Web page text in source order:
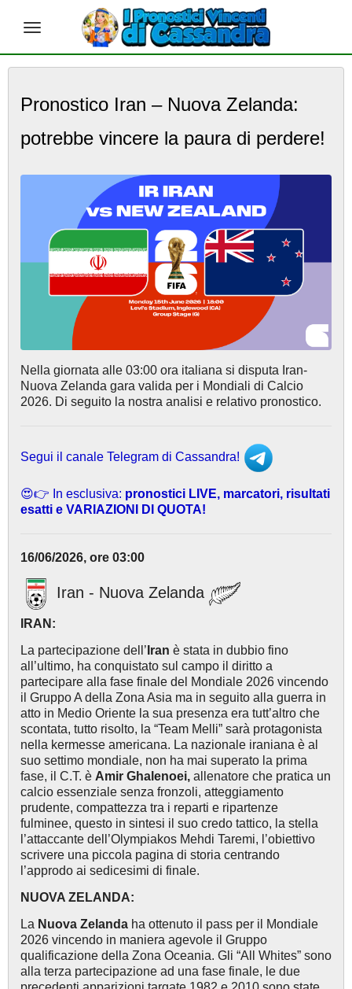
Pronostico Iran – Nuova Zelanda:
potrebbe vincere la paura di perdere!
Nella giornata alle 03:00 ora italiana si disputa Iran-
Nuova Zelanda gara valida per i Mondiali di Calcio
2026. Di seguito la nostra analisi e relativo pronostico.
Segui il canale Telegram di Cassandra!
😍👉 In esclusiva: pronostici LIVE, marcatori, risultati
esatti e VARIAZIONI DI QUOTA!
16/06/2026, ore 03:00
Iran - Nuova Zelanda
IRAN:
La partecipazione dell’ Iran è stata in dubbio fino
all’ultimo, ha conquistato sul campo il diritto a
partecipare alla fase finale del Mondiale 2026 vincendo
il Gruppo A della Zona Asia ma in seguito alla guerra in
atto in Medio Oriente la sua presenza era tutt’altro che
scontata, tutto risolto, la “Team Melli” sarà protagonista
nella kermesse americana. La nazionale iraniana è al
suo settimo mondiale, non ha mai superato la prima
fase, il C.T. è Amir Ghalenoei, allenatore che pratica un
calcio essenziale senza fronzoli, atteggiamento
prudente, compattezza tra i reparti e ripartenze
fulminee, questo in sintesi il suo credo tattico, la stella
l’attaccante dell’Olympiakos Mehdi Taremi, l’obiettivo
scrivere una piccola pagina di storia centrando
l’approdo ai sedicesimi di finale.
NUOVA ZELANDA:
La Nuova Zelanda ha ottenuto il pass per il Mondiale
2026 vincendo in maniera agevole il Gruppo
qualificazione della Zona Oceania. Gli “All Whites” sono
alla terza partecipazione ad una fase finale, le due